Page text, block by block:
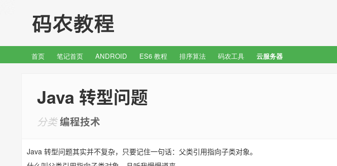
首页 笔记首页 ANDROID ES6 教程 排序算法 码农工具 云服务器
Java 转型问题
分类编程技术
Java 转型问题其实并不复杂，只要记住一句话：父类引用指向子类对象。